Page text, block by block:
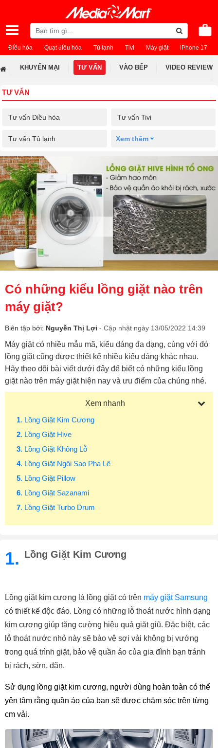
Điều hòa Quạt điều hòa Tủ lạnh Tivi Máy giặt iPhone 17
KHUYẾN MẠI TƯ VẤN VÀO BẾP VIDEO REVIEW
TƯ VẤN
Tư vấn Điều hòa Tư vấn Tivi
Tư vấn Tủ lạnh Xem thêm
Có những kiểu lồng giặt nào trên
máy giặt?
Biên tập bởi: Nguyễn Thị Lợi - Cập nhật ngày 13/05/2022 14:39
Máy giặt có nhiều mẫu mã, kiểu dáng đa dạng, cùng với đó
lồng giặt cũng được thiết kế nhiều kiểu dáng khác nhau.
Hãy theo dõi bài viết dưới đây để biết có những kiểu lồng
giặt nào trên máy giặt hiện nay và ưu điểm của chúng nhé.
Xem nhanh
1. Lồng Giặt Kim Cương
2. Lồng Giặt Hive
3. Lồng Giặt Không Lỗ
4. Lồng Giặt Ngôi Sao Pha Lê
5. Lồng Giặt Pillow
6. Lồng Giặt Sazanami
7. Lồng Giặt Turbo Drum
1. Lồng Giặt Kim Cương
Lồng giặt kim cương là lồng giặt có trên máy giặt Samsung
có thiết kế độc đáo. Lồng có những lỗ thoát nước hình dạng
kim cương giúp tăng cường hiệu quả giặt giũ. Đặc biệt, các
lỗ thoát nước nhỏ này sẽ bảo vệ sợi vải không bị vướng
trong quá trình giặt, bảo vệ quần áo của gia đình bạn tránh
bị rách, sờn, dãn.
Sử dụng lồng giặt kim cương, người dùng hoàn toàn có thể
yên tâm rằng quần áo của bạn sẽ được chăm sóc trên từng
cm vải.